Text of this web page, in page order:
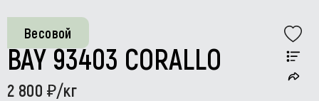
Весовой
BAY 93403 CORALLO
2 800 /кг